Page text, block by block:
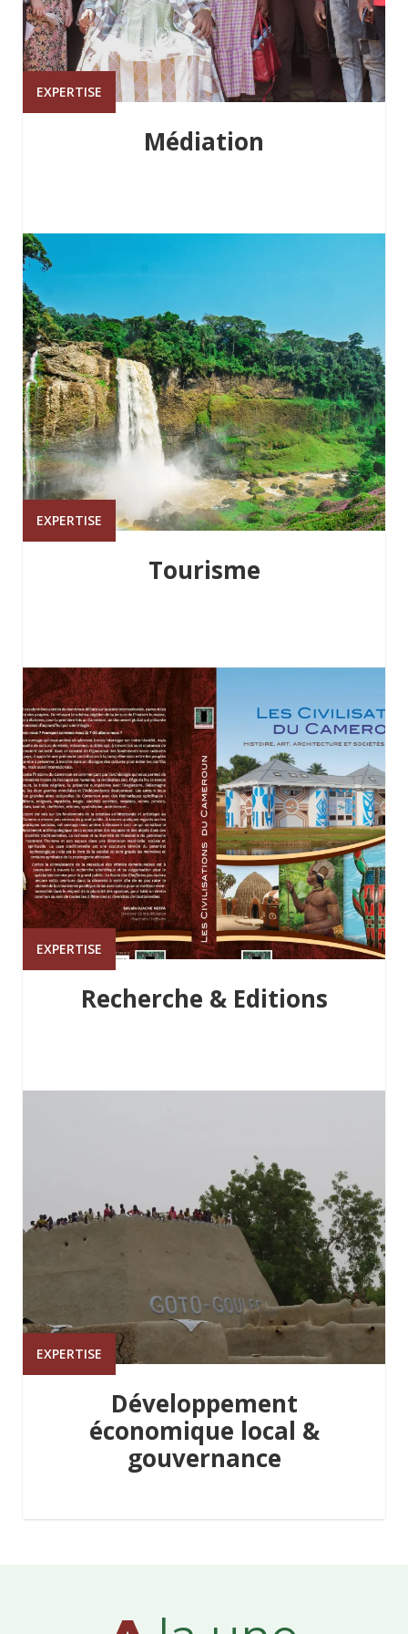
EXPERTISE
Médiation
EXPERTISE
Tourisme
EXPERTISE
Recherche & Editions
EXPERTISE
Développement
économique local &
gouvernance